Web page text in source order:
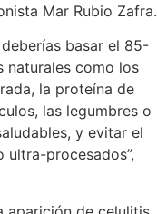
Mar Rubio Zafra.
basar el 85-
naturales como los
la proteína de
las legumbres o
y evitar el
procesados”,